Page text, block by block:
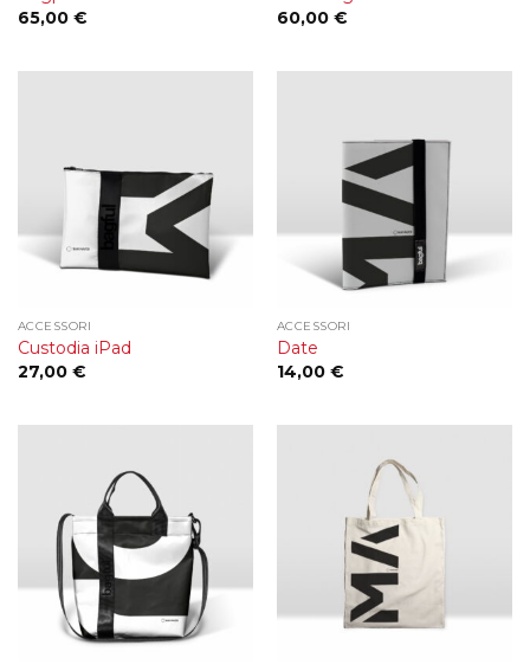
65,00 €
60,00 €
ACCESSORI
Custodia iPad
27,00 €
ACCESSORI
Date
14,00 €